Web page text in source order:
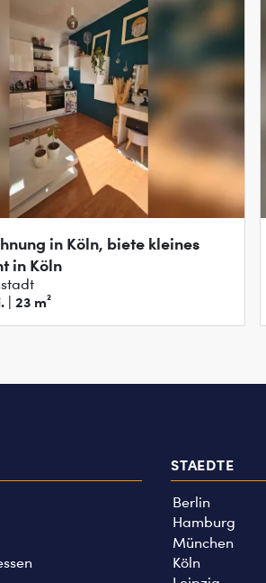
in Köln, biete kleines
in Köln
| 23 m²
STAEDTE
Berlin
Hamburg
München
Köln